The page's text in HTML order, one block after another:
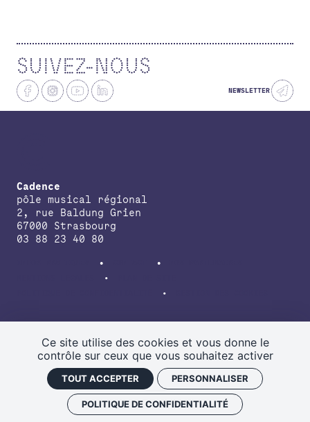
Ce site utilise des cookies et vous donne le
contrôle sur ceux que vous souhaitez activer
TOUT ACCEPTER PERSONNALISER
POLITIQUE DE CONFIDENTIALITÉ
SUIVEZ-NOUS
NEWSLETTER
Cadence
pôle musical régional
2, rue Baldung Grien
67000 Strasbourg
03 88 23 40 80
Grand Est, de la Région Grand Est, de la Collectivité européenne
NEWSLETTER